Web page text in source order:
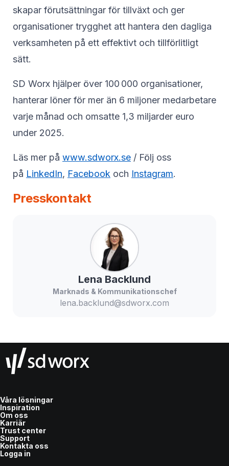
skapar förutsättningar för tillväxt och ger
organisationer trygghet att hantera den dagliga
verksamheten på ett effektivt och tillförlitligt
sätt.
SD Worx hjälper över 100 000 organisationer,
hanterar löner för mer än 6 miljoner medarbetare
varje månad och omsatte 1,3 miljarder euro
under 2025.
Läs mer på www.sdworx.se / Följ oss
på LinkedIn, Facebook och Instagram.
Presskontakt
Lena Backlund
Marknads & Kommunikationschef
lena.backlund@sdworx.com
Våra lösningar
Inspiration
Om oss
Karriär
Trust center
Support
Kontakta oss
Logga in